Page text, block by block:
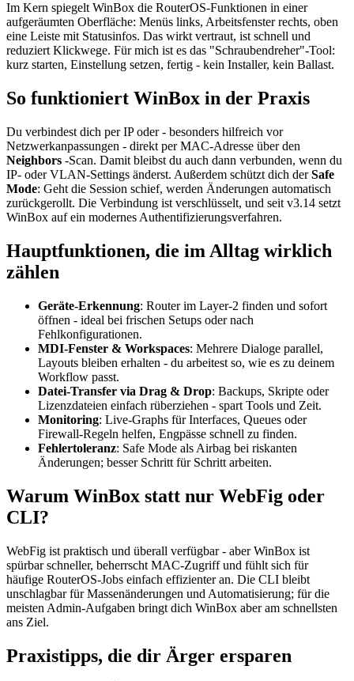
Im Kern spiegelt WinBox die RouterOS-Funktionen in einer
aufgeräumten Oberfläche: Menüs links, Arbeitsfenster rechts, oben
eine Leiste mit Statusinfos. Das wirkt vertraut, ist schnell und
reduziert Klickwege. Für mich ist es das "Schraubendreher"-Tool:
kurz starten, Einstellung setzen, fertig - kein Installer, kein Ballast.
So funktioniert WinBox in der Praxis
Du verbindest dich per IP oder - besonders hilfreich vor
Netzwerkanpassungen - direkt per MAC-Adresse über den
Neighbors -Scan. Damit bleibst du auch dann verbunden, wenn du
IP- oder VLAN-Settings änderst. Außerdem schützt dich derSafe
Mode: Geht die Session schief, werden Änderungen automatisch
zurückgerollt. Die Verbindung ist verschlüsselt, und seit v3.14 setzt
WinBox auf ein modernes Authentifizierungsverfahren.
Hauptfunktionen, die im Alltag wirklich
zählen
Geräte-Erkennung: Router im Layer-2 finden und sofort
öffnen - ideal bei frischen Setups oder nach
Fehlkonfigurationen.
MDI-Fenster & Workspaces: Mehrere Dialoge parallel,
Layouts bleiben erhalten - du arbeitest so, wie es zu deinem
Workflow passt.
Datei-Transfer via Drag & Drop: Backups, Skripte oder
Lizenzdateien einfach rüberziehen - spart Tools und Zeit.
Monitoring: Live-Graphs für Interfaces, Queues oder
Firewall-Regeln helfen, Engpässe schnell zu finden.
Fehlertoleranz: Safe Mode als Airbag bei riskanten
Änderungen; besser Schritt für Schritt arbeiten.
Warum WinBox statt nur WebFig oder
CLI?
WebFig ist praktisch und überall verfügbar - aber WinBox ist
spürbar schneller, beherrscht MAC-Zugriff und fühlt sich für
häufige RouterOS-Jobs einfach effizienter an. Die CLI bleibt
unschlagbar für Massenänderungen und Automatisierung; für die
meisten Admin-Aufgaben bringt dich WinBox aber am schnellsten
ans Ziel.
Praxistipps, die dir Ärger ersparen